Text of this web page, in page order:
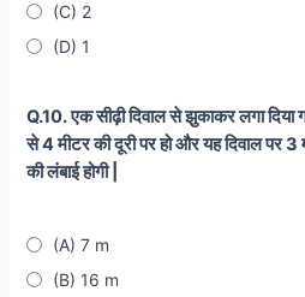
(C) 2
(D) 1
Q.10. एक सीढ़ी दिवाल से झुकाकर लगा दिया
से 4 मीटर की दूरी पर हो और यह दिवाल पर 3
की लंबाई होगी |
(A) 7 m
(B) 16 m